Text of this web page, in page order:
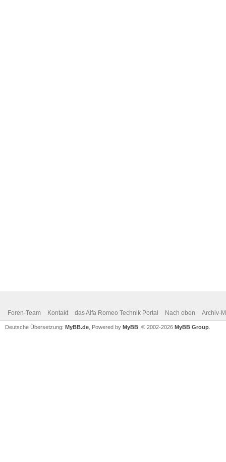
Foren-Team Kontakt das Alfa Romeo Technik Portal Nach oben Archiv-
Deutsche Übersetzung: MyBB.de , Powered by MyBB , © 2002-2026 MyBB Group